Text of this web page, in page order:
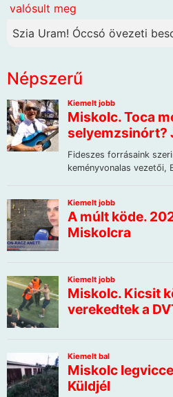
valósult meg
Szia Uram! Óccsó övezeti
Népszerű